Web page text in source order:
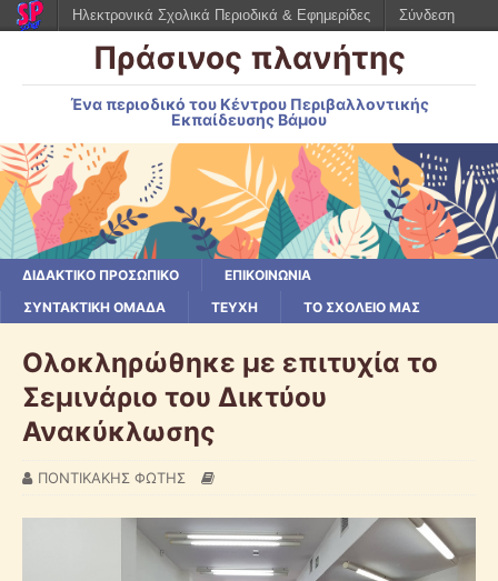
Πράσινος πλανήτης
Ένα περιοδικό του Κέντρου Περιβαλλοντικής
Εκπαίδευσης Βάμου
ΔΙΔΑΚΤΙΚΟ ΠΡΟΣΩΠΙΚΟ
ΕΠΙΚΟΙΝΩΝΙΑ
ΣΥΝΤΑΚΤΙΚΗ ΟΜΑΔΑ
ΤΕΥΧΗ ΤΟ ΣΧΟΛΕΙΟ ΜΑΣ
Ολοκληρώθηκε με επιτυχία το
Σεμινάριο του Δικτύου
Ανακύκλωσης
ΠΟΝΤΙΚΑΚΗΣ ΦΩΤΗΣ
Ηλεκτρονικά Σχολικά Περιοδικά & Εφημερίδες Σύνδεση